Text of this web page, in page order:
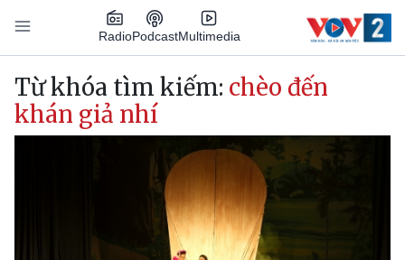
Nhảy đến nội dung
RadioPodcastMultimedia
Main navigation
Từ khóa tìm kiếm: chèo đến
khán giả nhí